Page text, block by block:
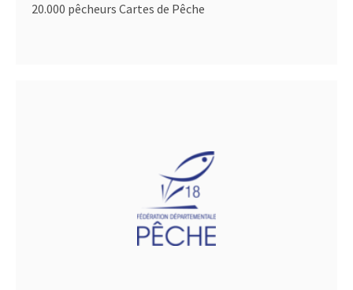
20.000 pêcheurs Cartes de Pêche